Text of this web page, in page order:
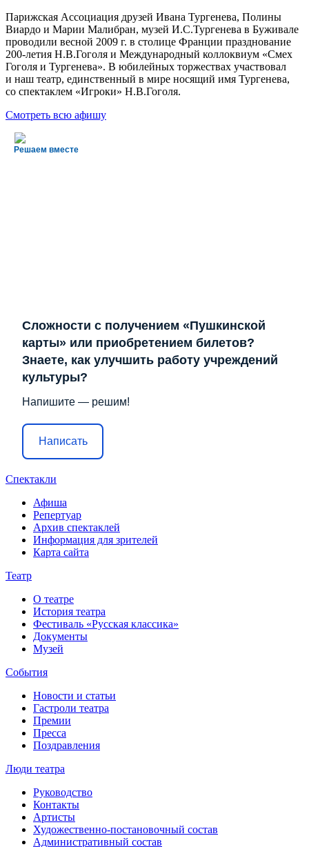
Парижская Ассоциация друзей Ивана Тургенева, Полины
Виардо и Марии Малибран, музей И.С.Тургенева в Буживале
проводили весной 2009 г. в столице Франции празднование
200-летия Н.В.Гоголя и Международный коллоквиум «Смех
Гоголя и Тургенева». В юбилейных торжествах участвовал
и наш театр, единственный в мире носящий имя Тургенева,
со спектаклем «Игроки» Н.В.Гоголя.
Смотреть всю афишу
Решаем вместе
Сложности с получением «Пушкинской
карты» или приобретением билетов?
Знаете, как улучшить работу учреждений
культуры?
Напишите — решим!
Написать
Спектакли
Афиша
Репертуар
Архив спектаклей
Информация для зрителей
Карта сайта
Театр
О театре
История театра
Фестиваль «Русская классика»
Документы
Музей
События
Новости и статьи
Гастроли театра
Премии
Пресса
Поздравления
Люди театра
Руководство
Контакты
Артисты
Художественно-постановочный состав
Административный состав